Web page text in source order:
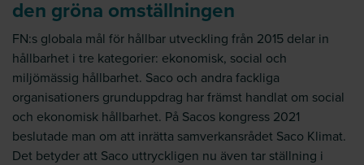
den gröna omställningen
FN:s globala mål för hållbar utveckling från 2015 delar in
hållbarhet i tre kategorier: ekonomisk, social och
miljömässig hållbarhet. Saco och andra fackliga
organisationers grunduppdrag har främst handlat om social
och ekonomisk hållbarhet. På Sacos kongress 2021
beslutade man om att inrätta samverkansrådet Saco Klimat.
Det betyder att Saco uttryckligen nu även tar ställning i